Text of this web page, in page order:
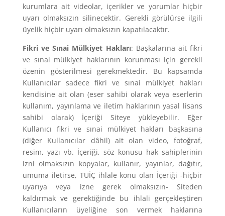
kurumlara ait videolar, içerikler ve yorumlar hiçbir
uyarı olmaksızın silinecektir. Gerekli görülürse ilgili
üyelik hiçbir uyarı olmaksızın kapatılacaktır.
Fikri ve Sınai Mülkiyet Hakları: Başkalarına ait fikri
ve sınai mülkiyet haklarının korunması için gerekli
özenin gösterilmesi gerekmektedir. Bu kapsamda
Kullanıcılar sadece fikri ve sınai mülkiyet hakları
kendisine ait olan (eser sahibi olarak veya eserlerin
kullanım, yayınlama ve iletim haklarının yasal lisans
sahibi olarak) İçeriği Siteye yükleyebilir. Eğer
Kullanıcı fikri ve sınai mülkiyet hakları başkasına
(diğer Kullanıcılar dâhil) ait olan video, fotoğraf,
resim, yazı vb. İçeriği, söz konusu hak sahiplerinin
izni olmaksızın kopyalar, kullanır, yayınlar, dağıtır,
umuma iletirse, TUİÇ ihlale konu olan İçeriği -hiçbir
uyarıya veya izne gerek olmaksızın- Siteden
kaldırmak ve gerektiğinde bu ihlali gerçekleştiren
Kullanıcıların üyeliğine son vermek haklarına